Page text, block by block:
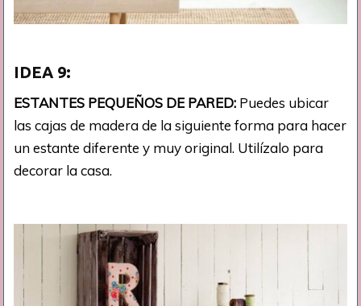
IDEA 9:
ESTANTES PEQUEÑOS DE PARED: Puedes ubicar
las cajas de madera de la siguiente forma para hacer
un estante diferente y muy original. Utilízalo para
decorar la casa.